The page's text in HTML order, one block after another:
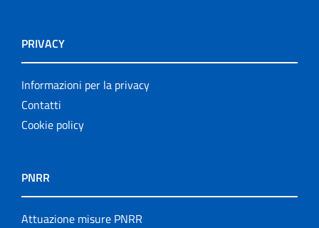
PRIVACY
Informazioni per la privacy
Contatti
Cookie policy
PNRR
Attuazione misure PNRR